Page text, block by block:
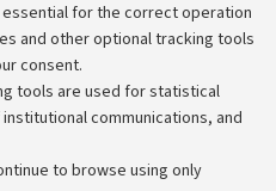
for the correct operation
and other optional tracking tools
consent.
tools are used for statistical
communications, and
to browse using only
with us
plan
budgets